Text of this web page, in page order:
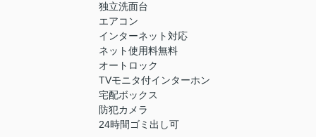
独立洗面台
エアコン
インターネット対応
ネット使用料無料
オートロック
TVモニタ付インターホン
宅配ボックス
防犯カメラ
24時間ゴミ出し可